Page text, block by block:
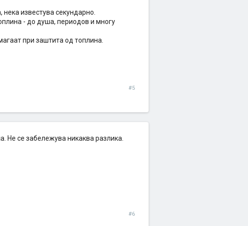
известува секундарно.
- до душа, периодов и многу
при заштита од топлина.
#5
Не се забележува никаква разлика.
#6